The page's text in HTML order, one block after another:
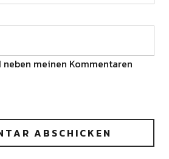
meinen Kommentaren